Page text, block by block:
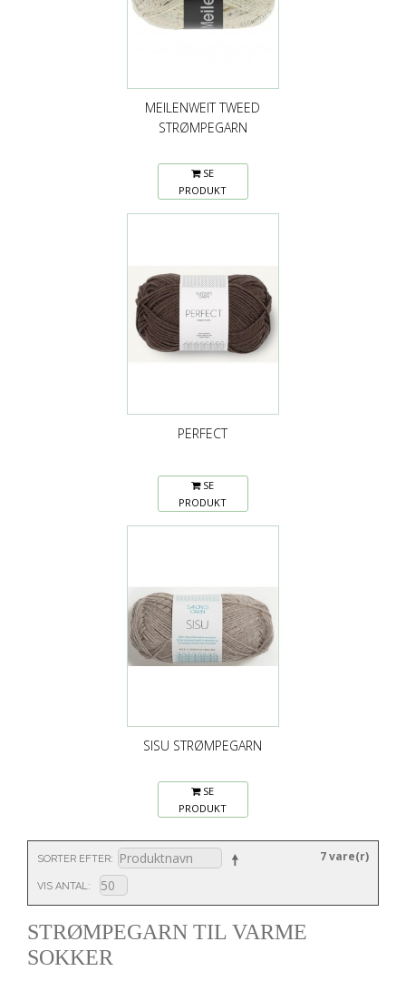
MEILENWEIT TWEED
STRØMPEGARN
SE
PRODUKT
PERFECT
SE
PRODUKT
SISU STRØMPEGARN
SE
PRODUKT
SORTER EFTER
VIS ANTAL
7 vare(r)
STRØMPEGARN TIL VARME
SOKKER